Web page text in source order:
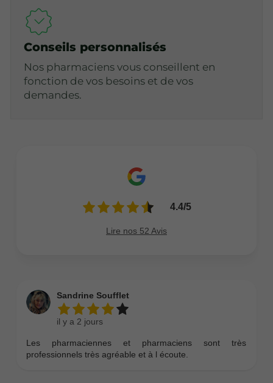
Conseils personnalisés
Nos pharmaciens vous conseillent en
fonction de vos besoins et de vos
demandes.